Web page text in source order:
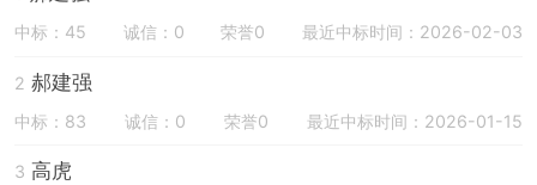
中标：45 诚信：0 荣誉0 最近中标时间：2026-02-03
2 郝建强
中标：83 诚信：0 荣誉0 最近中标时间：2026-01-15
3 高虎